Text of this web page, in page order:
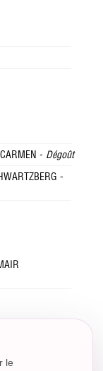
- Dégoût
-
le